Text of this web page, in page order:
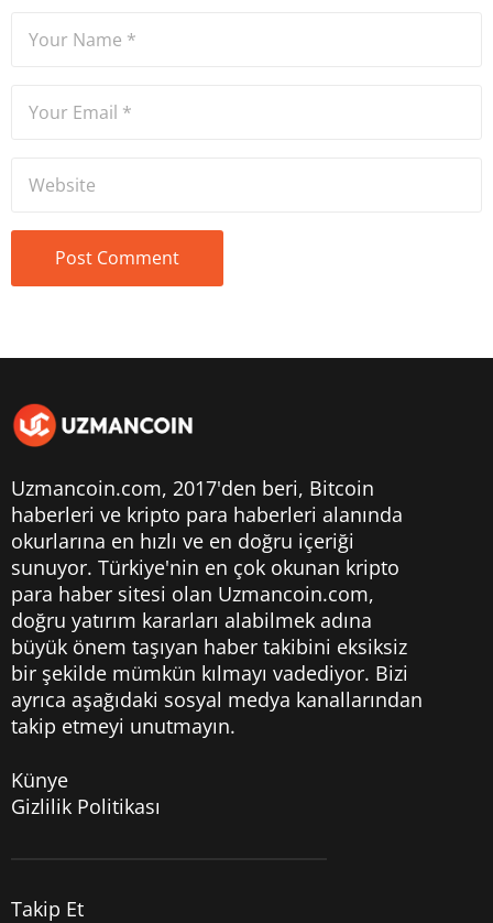
Uzmancoin.com, 2017'den beri, Bitcoin
haberleri ve kripto para haberleri alanında
okurlarına en hızlı ve en doğru içeriği
sunuyor. Türkiye'nin en çok okunan kripto
para haber sitesi olan Uzmancoin.com,
doğru yatırım kararları alabilmek adına
büyük önem taşıyan haber takibini eksiksiz
bir şekilde mümkün kılmayı vadediyor. Bizi
ayrıca aşağıdaki sosyal medya kanallarından
takip etmeyi unutmayın.
Künye
Gizlilik Politikası
Takip Et